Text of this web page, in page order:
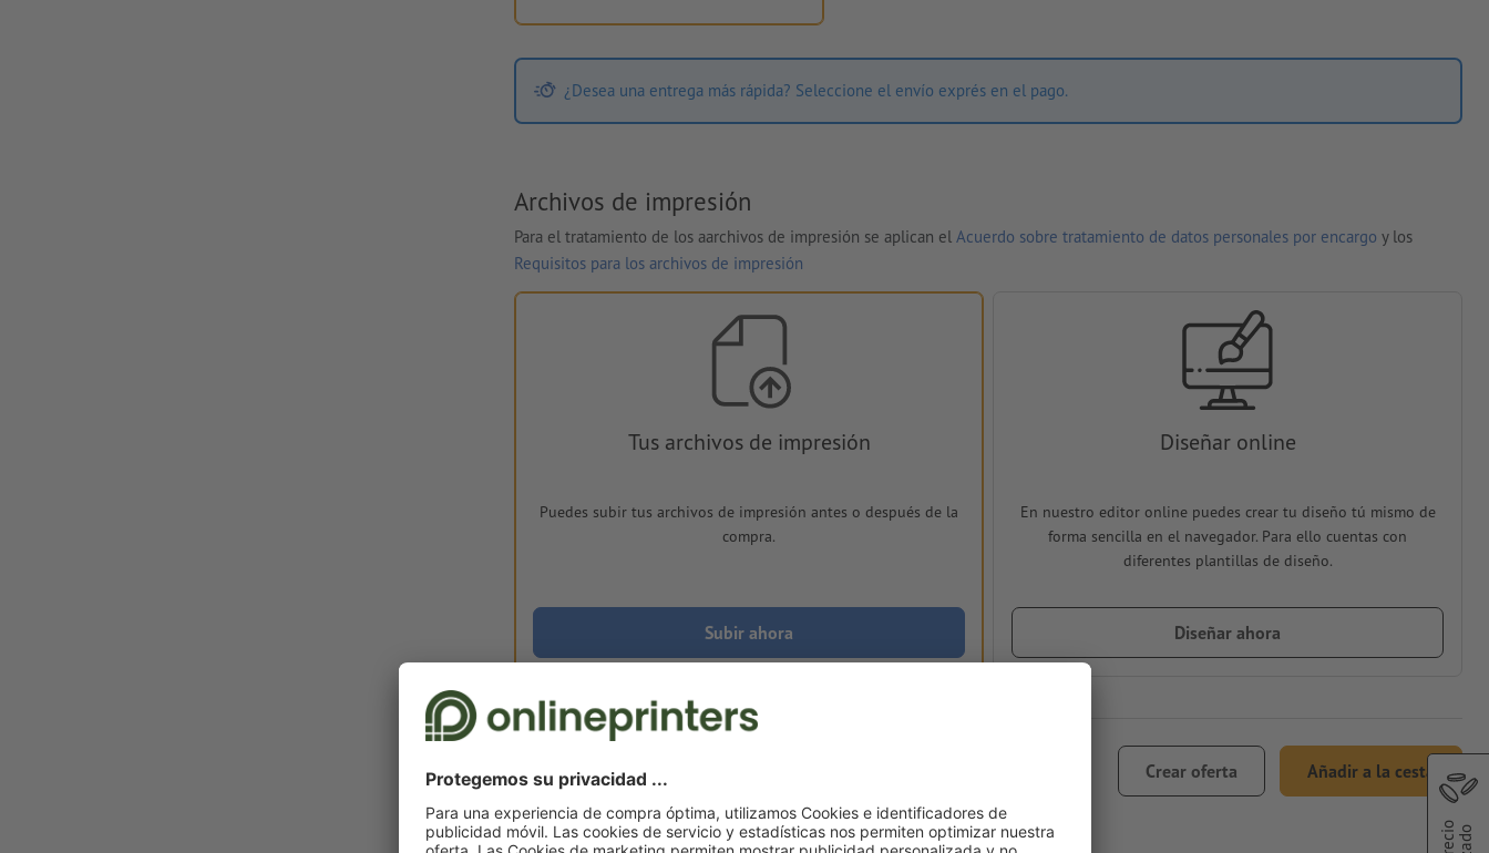
¿Desea una entrega más rápida? Seleccione el envío exprés en el pago.
Archivos de impresión
Para el tratamiento de los aarchivos de impresión se aplican el Acuerdo sobre tratamiento de datos personales por encargo y los
Requisitos para los archivos de impresión
Tus archivos de impresión
Puedes subir tus archivos de impresión antes o después de la
compra.
Subir ahora
Diseñar online
En nuestro editor online puedes crear tu diseño tú mismo de
forma sencilla en el navegador. Para ello cuentas con
diferentes plantillas de diseño.
Diseñar ahora
Crear oferta Añadir a la cesta
lun. 24 de ago.
Peso: aprox.12 g